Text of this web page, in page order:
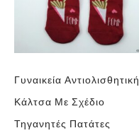
Γυναικεία Αντιολισθητική
Κάλτσα Με Σχέδιο
Τηγανητές Πατάτες